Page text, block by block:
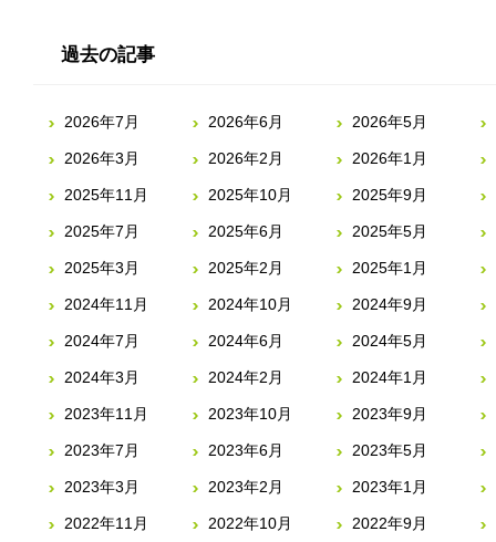
過去の記事
2026年7月 2026年6月 2026年5月
2026年3月 2026年2月 2026年1月
2025年11月 2025年10月 2025年9月
2025年7月 2025年6月 2025年5月
2025年3月 2025年2月 2025年1月
2024年11月 2024年10月 2024年9月
2024年7月 2024年6月 2024年5月
2024年3月 2024年2月 2024年1月
2023年11月 2023年10月 2023年9月
2023年7月 2023年6月 2023年5月
2023年3月 2023年2月 2023年1月
2022年11月 2022年10月 2022年9月